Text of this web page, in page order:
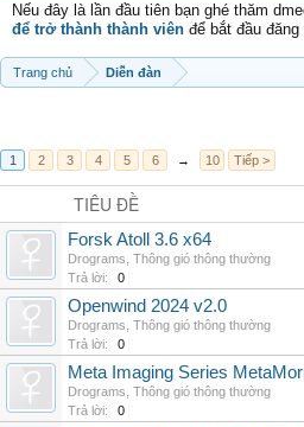
Nếu đây là lần đầu tiên bạn ghé thăm
để trở thành thành viên để bắt đầu
Trang chủ Diễn đàn
1 2 3 4 5 6 → 10 Tiếp >
TIÊU ĐỀ
Forsk Atoll 3.6 x64
Drograms Thông gió thông thường
Trả lời:
0
Openwind 2024 v2.0
Drograms Thông gió thông thường
Trả lời:
0
Meta Imaging Series
Drograms Thông gió thông thường
Trả lời:
0